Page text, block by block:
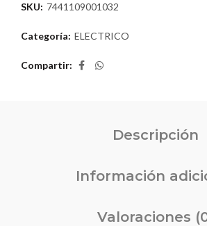
SKU: 7441109001032
Categoría: ELECTRICO
Compartir
Descripción
Información
Valoraciones